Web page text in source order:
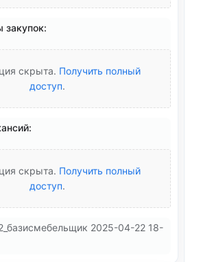
скрыта. Получить полный
доступ.
скрыта. Получить полный
доступ.
2025-04-22 18-